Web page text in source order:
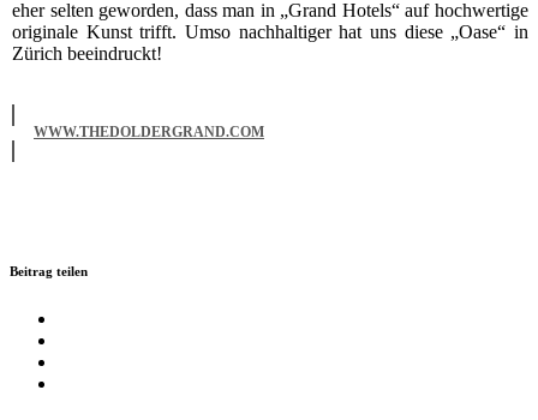
eher sel­ten gewor­den, dass man in „Grand Hotels“ auf hoch­wer­ti­ge
ori­gi­na­le Kunst trifft. Umso nach­hal­ti­ger hat uns die­se „Oase“ in
Zürich beeindruckt!
WWW.THEDOLDERGRAND.COM
Beitrag teilen